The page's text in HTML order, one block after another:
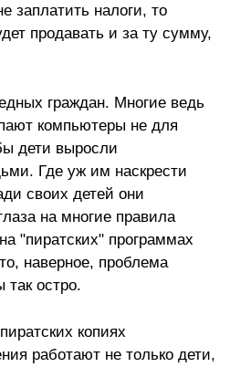
заплатить налоги, то
продавать и за ту сумму,
граждан. Многие ведь
компьютеры не для
дети выросли
Где уж им наскрести
своих детей они
на многие правила
"пиратских" программах
наверное, проблема
так остро.
копиях
работают не только дети,